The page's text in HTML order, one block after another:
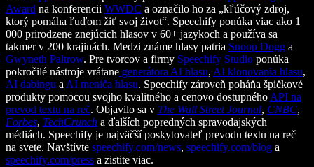
Award na konferencii WWDC a označilo ho za „kľúčový zdroj,
ktorý pomáha ľuďom žiť svoj život“. Speechify ponúka viac ako 1
000 prirodzene znejúcich hlasov v 60+ jazykoch a používa sa
takmer v 200 krajinách. Medzi známe hlasy patria Snoop Dogg a
Gwyneth Paltrow. Pre tvorcov a firmy Speechify Studio ponúka
pokročilé nástroje vrátane generátora AI hlasu, AI klonovania hlasu,
AI dabingu aAI meniča hlasu. Speechify zároveň poháňa špičkové
produkty pomocou svojho kvalitného a cenovo dostupnéhoAPI na
prevod textu na reč. Objavilo sa v The Wall Street Journal, CNBC,
Forbes, TechCrunch a ďalších popredných spravodajských
médiách. Speechify je najväčší poskytovateľ prevodu textu na reč
na svete. Navštívte speechify.com/news, speechify.com/blog a
speechify.com/press a zistite viac.